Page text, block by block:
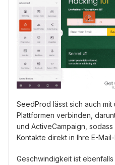
SeedProd lässt sich auch
Plattformen verbinden,
und ActiveCampaign,
Kontakte direkt in Ihre E-
Geschwindigkeit ist